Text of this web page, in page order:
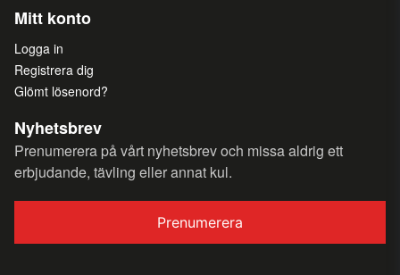
Mitt konto
Logga in
Registrera dig
Glömt lösenord?
Nyhetsbrev
Prenumerera på vårt nyhetsbrev och missa aldrig ett
erbjudande, tävling eller annat kul.
Prenumerera